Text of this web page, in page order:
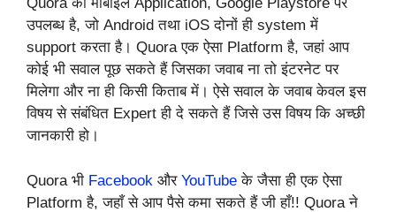
उपलब्ध है, जो Android तथा iOS दोनों ही system में
support करता है। Quora एक ऐसा Platform है, जहां आप
कोई भी सवाल पूछ सकते हैं जिसका जवाब ना तो इंटरनेट पर
मिलेगा और ना ही किसी किताब में। ऐसे सवाल के जवाब केवल इस
विषय से संबंधित Expert ही दे सकते हैं जिसे उस विषय कि अच्छी
जानकारी हो।
Quora भी Facebook और YouTube के जैसा ही एक ऐसा
Platform है, जहाँ से आप पैसे कमा सकते हैं जी हाँ!! Quora ने